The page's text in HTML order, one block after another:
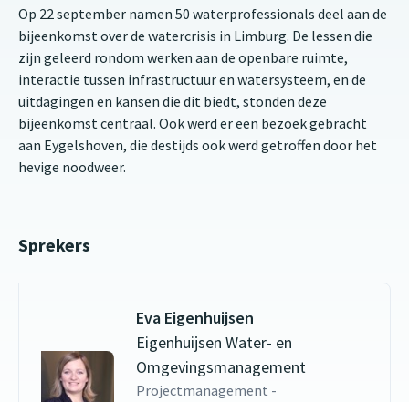
Op 22 september namen 50 waterprofessionals deel aan de
bijeenkomst over de watercrisis in Limburg. De lessen die
zijn geleerd rondom werken aan de openbare ruimte,
interactie tussen infrastructuur en watersysteem, en de
uitdagingen en kansen die dit biedt, stonden deze
bijeenkomst centraal. Ook werd er een bezoek gebracht
aan Eygelshoven, die destijds ook werd getroffen door het
hevige noodweer.
Sprekers
Eva Eigenhuijsen
Eigenhuijsen Water- en
Omgevingsmanagement
Projectmanagement -